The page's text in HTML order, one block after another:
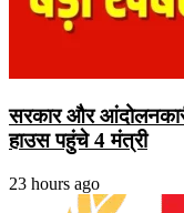
सरकार और
हाउस पहुंचे 4 मंत्री
23 hours ago